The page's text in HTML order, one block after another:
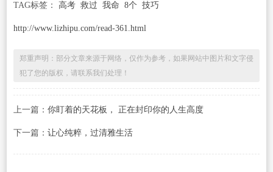
TAG标签： 高考 救过 我命 8个 技巧
http://www.lizhipu.com/read-361.html
郑重声明：部分文章来源于网络，仅作为参考，如果网站中图片和文字侵
犯了您的版权，请联系我们处理！
上一篇： 你盯着的天花板， 正在封印你的人生高度
下一篇： 让心纯粹，过清雅生活